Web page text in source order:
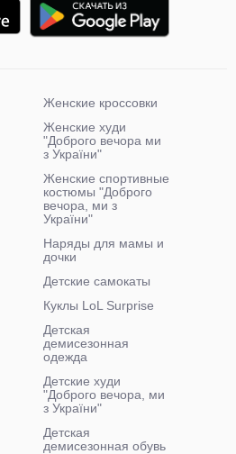
Женские кроссовки
Женские худи
"Доброго вечора ми
з України"
Женские спортивные
костюмы "Доброго
вечора, ми з
України"
Наряды для мамы и
дочки
Детские самокаты
Куклы LoL Surprise
Детская
демисезонная
одежда
Детские худи
"Доброго вечора, ми
з України"
Детская
демисезонная обувь